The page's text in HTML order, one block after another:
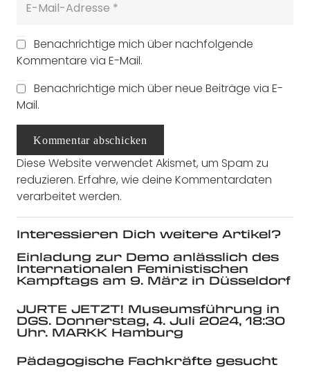
Benachrichtige mich über nachfolgende
Kommentare via E-Mail.
Benachrichtige mich über neue Beiträge via E-
Mail.
Kommentar abschicken
Diese Website verwendet Akismet, um Spam zu
reduzieren. Erfahre, wie deine Kommentardaten
verarbeitet werden.
Interessieren Dich weitere Artikel?
Einladung zur Demo anlässlich des
Internationalen Feministischen
Kampftags am 9. März in Düsseldorf
JURTE JETZT! Museumsführung in
DGS. Donnerstag, 4. Juli 2024, 18:30
Uhr. MARKK Hamburg
Pädagogische Fachkräfte gesucht